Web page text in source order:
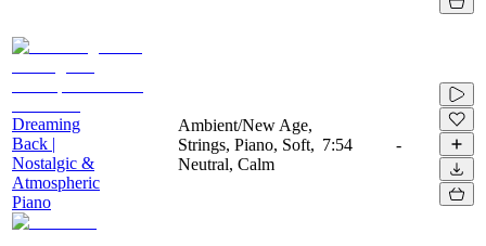
Dreaming
Back |
Nostalgic &
Atmospheric
Piano
Ambient/New Age,
Strings, Piano, Soft,
Neutral, Calm
7:54 -